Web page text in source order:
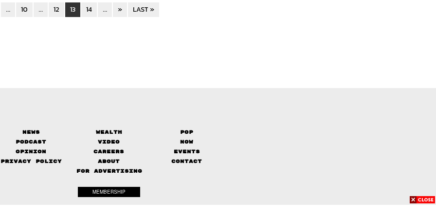
... 10 ... 12 13 14 ... » LAST »
News Wealth
Pop
Podcast
Video
Now
Opinion
Careers
Events
Privacy Policy
About
Contact
FOR ADVERTISING
MEMBERSHIP